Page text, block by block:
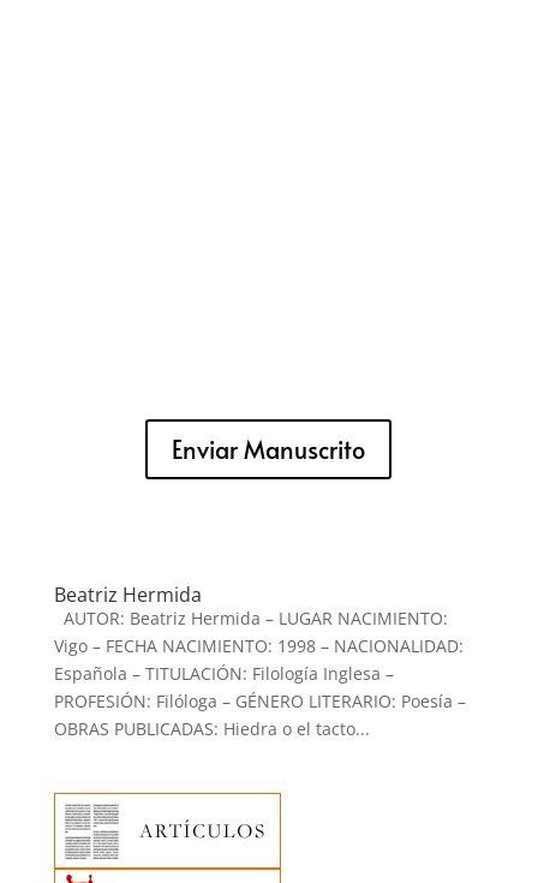
Enviar Manuscrito
Beatriz Hermida
AUTOR: Beatriz Hermida – LUGAR NACIMIENTO:
Vigo – FECHA NACIMIENTO: 1998 – NACIONALIDAD:
Española – TITULACIÓN: Filología Inglesa –
PROFESIÓN: Filóloga – GÉNERO LITERARIO: Poesía –
OBRAS PUBLICADAS: Hiedra o el tacto...